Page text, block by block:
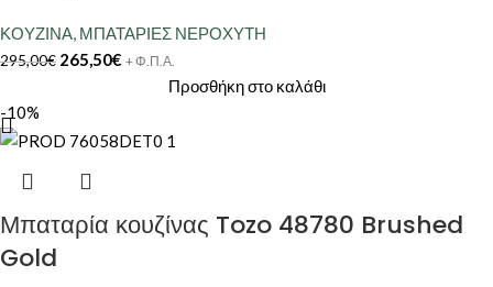
ΚΟΥΖΙΝΑ, ΜΠΑΤΑΡΙΕΣ ΝΕΡΟΧΥΤΗ
295,00€ 265,50€ + Φ.Π.Α.
Προσθήκη στο καλάθι
-10%
Μπαταρία κουζίνας Tozo 48780 Brushed
Gold